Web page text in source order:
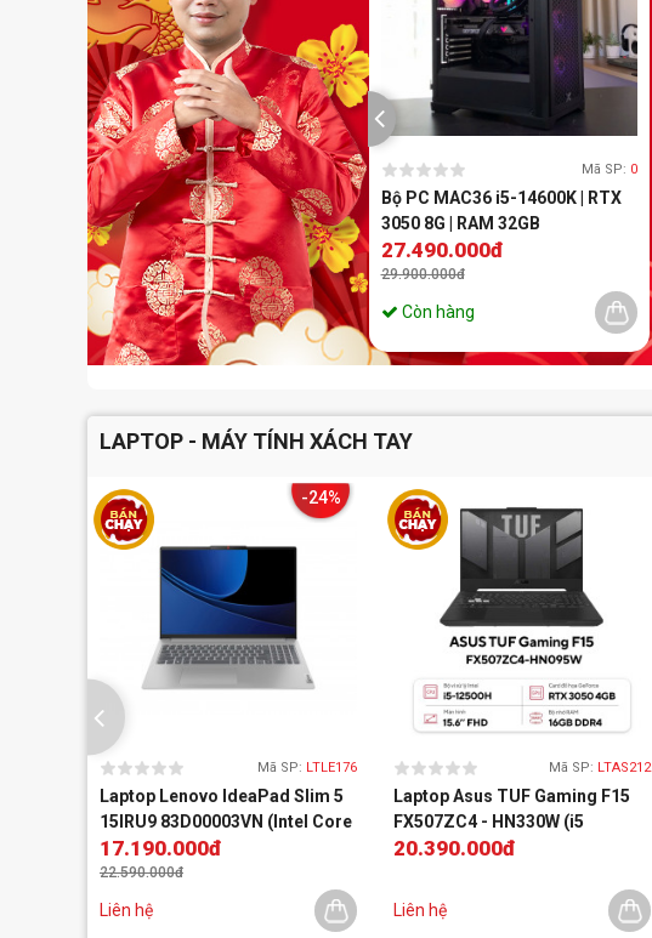
Mã SP:0
PC Gaming CH425 i5 14400F |
RTX 3060 | RAM 16GB DDR4
23.790.000đ
29.900.000đ
Còn hàng
Mã SP: 0
Bộ PC MAC36 i5-14600K | RTX
3050 8G | RAM 32GB
27.490.000đ
29.900.000đ
Còn hàng
LAPTOP - MÁY TÍNH XÁCH TAY
-24%
Mã SP: LTLE176
Laptop Lenovo IdeaPad Slim 5
15IRU9 83D00003VN (Intel Core
5 120U | 32GB | 512GB | 15.3 inch
WUXGA | Win 11 | Xám)
17.190.000đ
22.590.000đ
Liên hệ
Mã SP: LTAS212
Laptop Asus TUF Gaming F15
FX507ZC4 - HN330W (i5
12500H, 16GB, 512GB, RTX 3050
20.390.000đ
Liên hệ